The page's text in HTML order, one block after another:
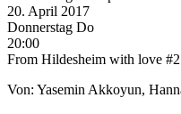
20. April 2017
Donnerstag Do
20:00
From Hildesheim with love
Von: Yasemin Akkoyun,